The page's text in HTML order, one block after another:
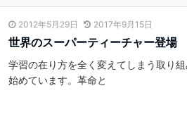
2012年5月29日 2017年9月15日
世界のスーパーティーチャー登場
学習の在り方を全く変えてしまう取り
始めています。革命と